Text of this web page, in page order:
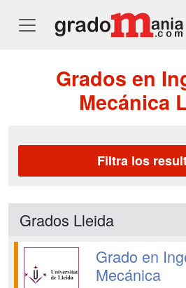
Grados en
Mecánica
Filtra los
Grados Lleida
Grado en
Mecánica